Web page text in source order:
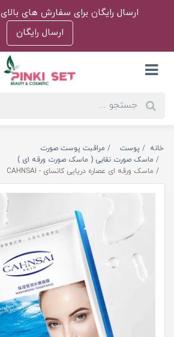
ارسال رایگان برای سفارش های بالای 1.000.000 تومان
ارسال رایگان
خانه پوست
مراقبت پوست صورت
ماسک صورت نقابی ( ماسک صورت ورقه ای )
ماسک ورقه ای عصاره دریایی کانسای - CAHNSAI